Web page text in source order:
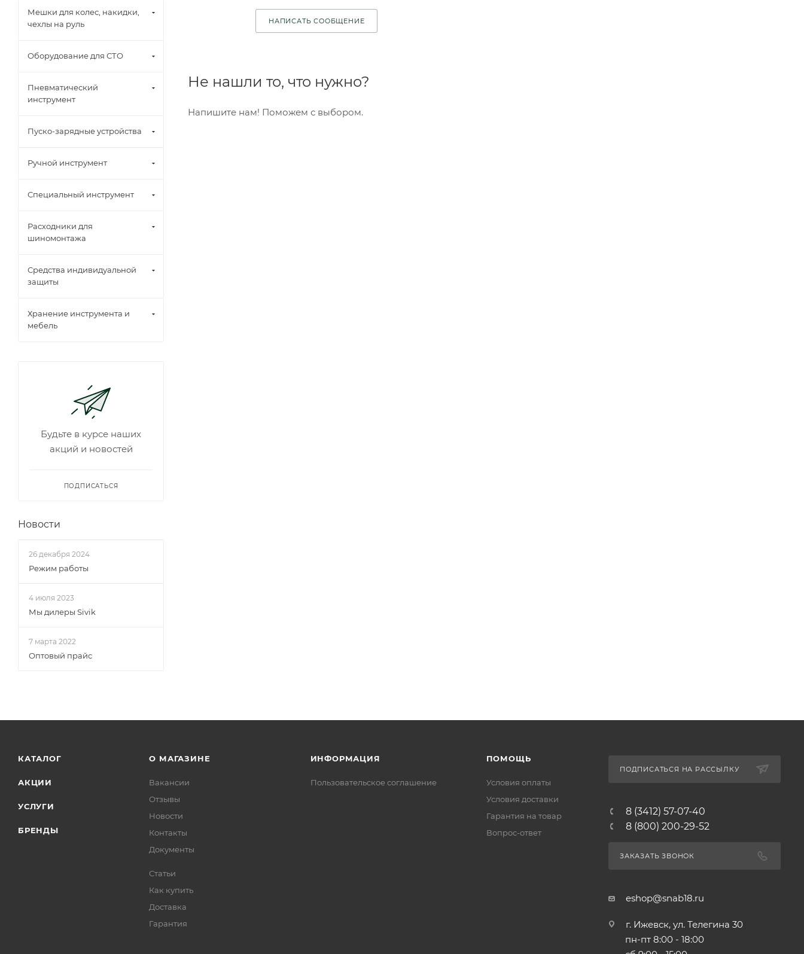
НАПИСАТЬ СООБЩЕНИЕ
Не нашли то, что нужно?
Напишите нам! Поможем с выбором.
Мешки для колес, накидки,
чехлы на руль
Оборудование для СТО
Пневматический
инструмент
Пуско-зарядные устройства
Ручной инструмент
Специальный инструмент
Расходники для
шиномонтажа
Средства индивидуальной
защиты
Хранение инструмента и
мебель
Будьте в курсе наших
акций и новостей
ПОДПИСАТЬСЯ
Новости
26 декабря 2024
Режим работы
4 июля 2023
Мы дилеры Sivik
7 марта 2022
Оптовый прайс
КАТАЛОГ
АКЦИИ
УСЛУГИ
БРЕНДЫ
О МАГАЗИНЕ
Вакансии
Отзывы
Новости
Контакты
Документы
Статьи
Как купить
Доставка
Гарантия
ИНФОРМАЦИЯ
Пользовательское соглашение
ПОМОЩЬ
Условия оплаты
Условия доставки
Гарантия на товар
Вопрос-ответ
ПОДПИСАТЬСЯ НА РАССЫЛКУ
8 (3412) 57-07-40
8 (800) 200-29-52
ЗАКАЗАТЬ ЗВОНОК
eshop@snab18.ru
г. Ижевск, ул. Телегина 30
пн-пт 8:00 - 18:00